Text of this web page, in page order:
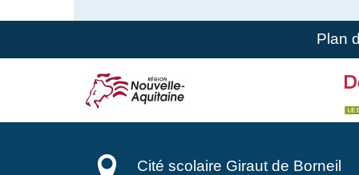
Plan
Cité scolaire Giraut de Borneil